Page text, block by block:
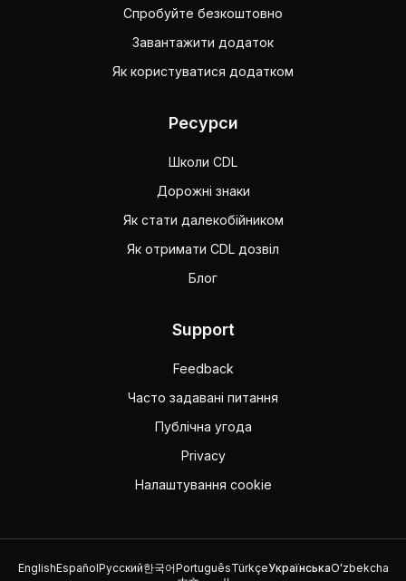
Спробуйте безкоштовно
Завантажити додаток
Як користуватися додатком
Ресурси
Школи CDL
Дорожні знаки
Як стати далекобійником
Як отримати CDL дозвіл
Блог
Support
Feedback
Часто задавані питання
Публічна угода
Privacy
Налаштування cookie
EnglishEspañolРусский한국어PortuguêsTürkçeУкраїнськаOʻzbekcha